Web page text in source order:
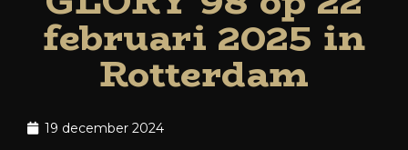
februari 2025 in
Rotterdam
19 december 2024